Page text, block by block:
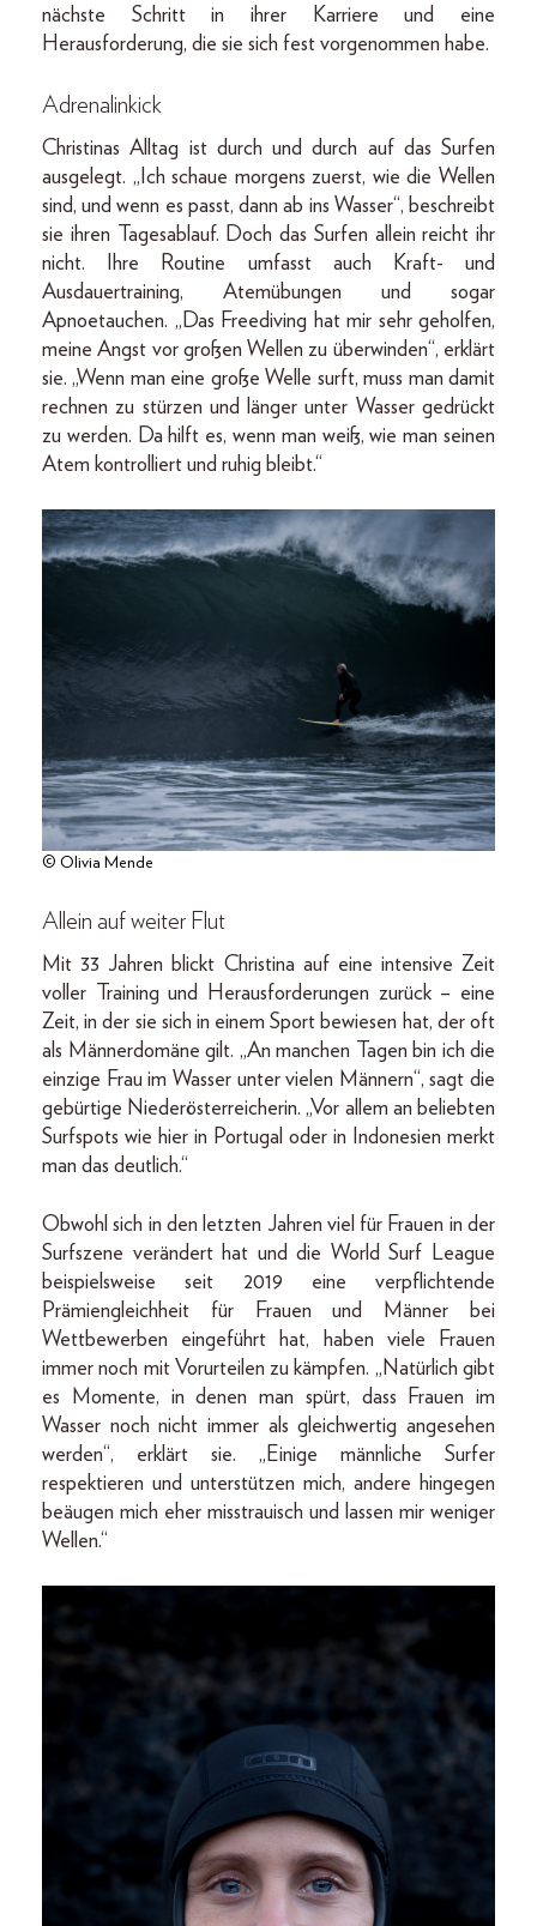
nächste Schritt in ihrer Karriere und eine
Herausforderung, die sie sich fest vorgenommen habe.
Adrenalinkick
Christinas Alltag ist durch und durch auf das Surfen
ausgelegt. „Ich schaue morgens zuerst, wie die Wellen
sind, und wenn es passt, dann ab ins Wasser“, beschreibt
sie ihren Tagesablauf. Doch das Surfen allein reicht ihr
nicht. Ihre Routine umfasst auch Kraft- und
Ausdauertraining, Atemübungen und sogar
Apnoetauchen. „Das Freediving hat mir sehr geholfen,
meine Angst vor großen Wellen zu überwinden“, erklärt
sie. „Wenn man eine große Welle surft, muss man damit
rechnen zu stürzen und länger unter Wasser gedrückt
zu werden. Da hilft es, wenn man weiß, wie man seinen
Atem kontrolliert und ruhig bleibt.“
© Olivia Mende
Allein auf weiter Flut
Mit 33 Jahren blickt Christina auf eine intensive Zeit
voller Training und Herausforderungen zurück – eine
Zeit, in der sie sich in einem Sport bewiesen hat, der oft
als Männerdomäne gilt. „An manchen Tagen bin ich die
einzige Frau im Wasser unter vielen Männern“, sagt die
gebürtige Niederösterreicherin. „Vor allem an beliebten
Surfspots wie hier in Portugal oder in Indonesien merkt
man das deutlich.“
Obwohl sich in den letzten Jahren viel für Frauen in der
Surfszene verändert hat und die World Surf League
beispielsweise seit 2019 eine verpflichtende
Prämiengleichheit für Frauen und Männer bei
Wettbewerben eingeführt hat, haben viele Frauen
immer noch mit Vorurteilen zu kämpfen. „Natürlich gibt
es Momente, in denen man spürt, dass Frauen im
Wasser noch nicht immer als gleichwertig angesehen
werden“, erklärt sie. „Einige männliche Surfer
respektieren und unterstützen mich, andere hingegen
beäugen mich eher misstrauisch und lassen mir weniger
Wellen.“